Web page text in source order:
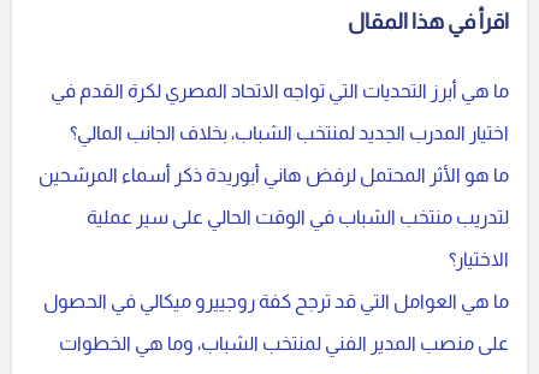
اقرأ في هذا المقال
ما هي أبرز التحديات التي تواجه الاتحاد المصري لكرة القدم في
اختيار المدرب الجديد لمنتخب الشباب، بخلاف الجانب المالي؟
ما هو الأثر المحتمل لرفض هاني أبوريدة ذكر أسماء المرشحين
لتدريب منتخب الشباب في الوقت الحالي على سير عملية
الاختيار؟
ما هي العوامل التي قد ترجح كفة روجييرو ميكالي في الحصول
على منصب المدير الفني لمنتخب الشباب، وما هي الخطوات